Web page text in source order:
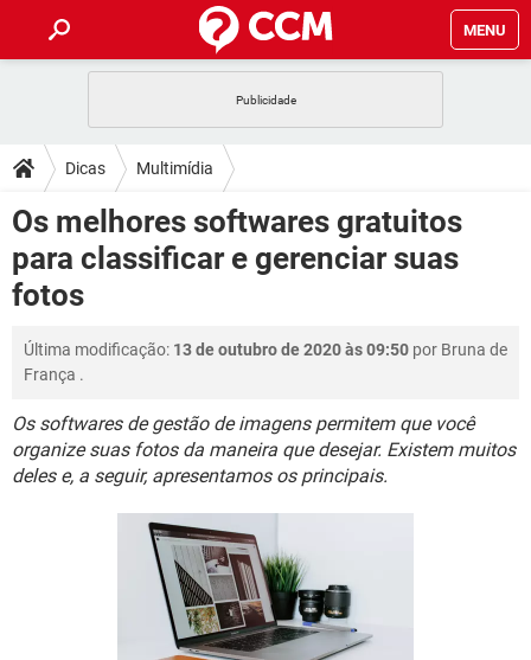
MENU
CELULAR
OUTLOOK EXCEL
INSTAGRAM GMAIL
GUIA DE COMPRAS
DICAS
JOGOS
CELULAR FACEBOOK
GUIA DE COMPRAS
DOWNLOADS
JOGOS WHATSAPP
CELULAR
OUTLOOK
INSTAGRAM
GUIA DE COMPRAS
FÓRUM
CELULAR FACEBOOK
GMAIL
GUIA DE COMPRAS
JOGOS
CELULAR FACEBOOK
OUTLOOK EXCEL
GUIA DE COMPRAS
Dicas Multimídia
Os melhores softwares gratuitos
para classificar e gerenciar suas
fotos
Última modificação: 13 de outubro de 2020 às 09:50 por Bruna de
França .
Os softwares de gestão de imagens permitem que você
organize suas fotos da maneira que desejar. Existem muitos
deles e, a seguir, apresentamos os principais.